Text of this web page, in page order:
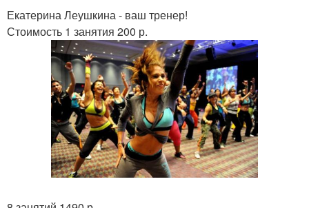
Екатерина Леушкина - ваш тренер!
Стоимость 1 занятия 200 р.